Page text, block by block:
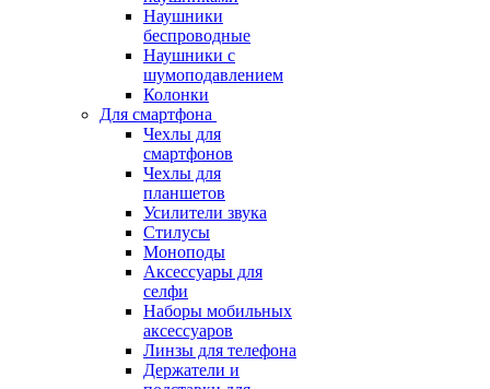
Наушники
беспроводные
Наушники с
шумоподавлением
Колонки
Для смартфона
Чехлы для
смартфонов
Чехлы для
планшетов
Усилители звука
Стилусы
Моноподы
Аксессуары для
селфи
Наборы мобильных
аксессуаров
Линзы для телефона
Держатели и